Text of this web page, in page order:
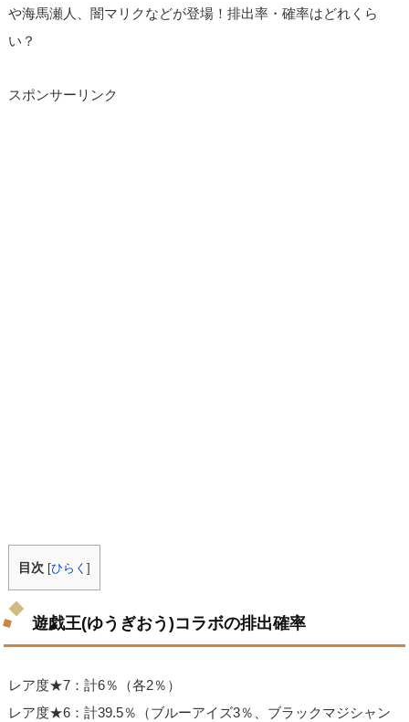
や海馬瀬人、闇マリクなどが登場！排出率・確率はどれくら
い？
スポンサーリンク
目次 [ひらく]
遊戯王(ゆうぎおう)コラボの排出確率
レア度★7：計6％（各2％）
レア度★6：計39.5％（ブルーアイズ3％、ブラックマジシャン